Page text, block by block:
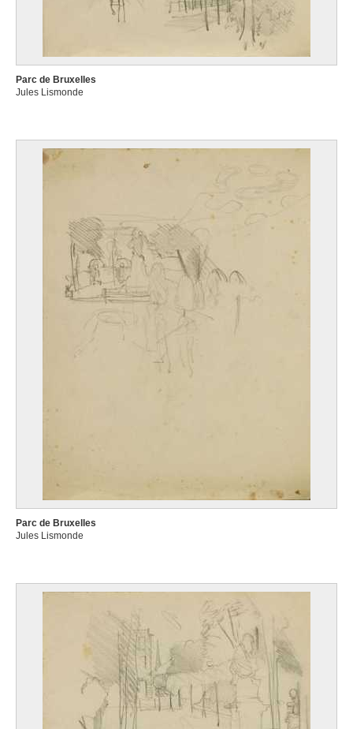
Malines 1802 - Bruxelles 1849
Luyten Mark
Gand 1848 - 1927
Lynen Amédée
Saint-Josse-ten-Noode / Bruxelles 1852 - Bruxelles 1938
Anvers 1888 - Forest/Bruxelles 1984
Lyr Claude
Pessac-lez-Bordeaux, Gironde (France) 1916 - Uccle 1995
Parc de Bruxelles
Jules Lismonde
Parc de Bruxelles
Jules Lismonde